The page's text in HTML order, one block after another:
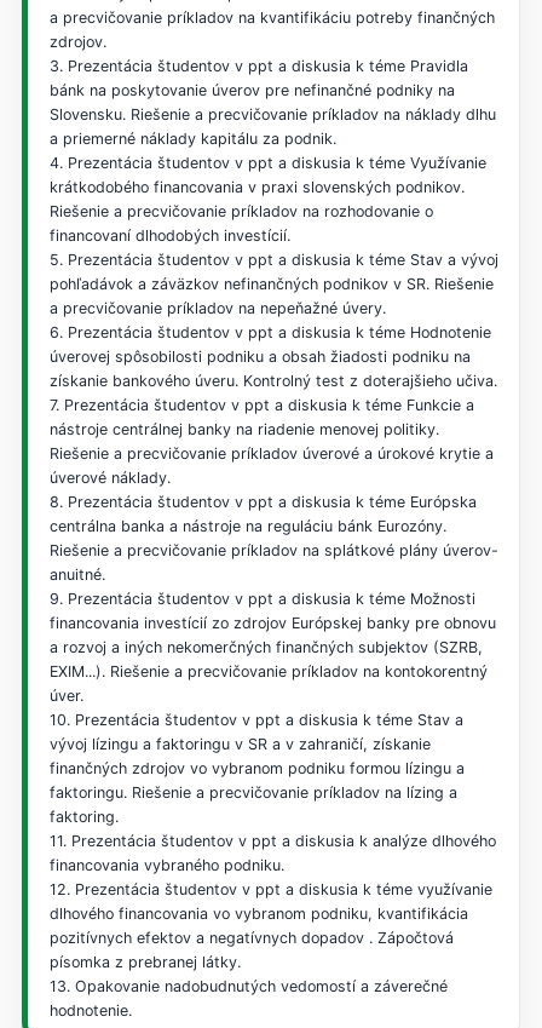
a precvičovanie príkladov na kvantifikáciu potreby finančných
zdrojov.
3. Prezentácia študentov v ppt a diskusia k téme Pravidla
bánk na poskytovanie úverov pre nefinančné podniky na
Slovensku. Riešenie a precvičovanie príkladov na náklady dlhu
a priemerné náklady kapitálu za podnik.
4. Prezentácia študentov v ppt a diskusia k téme Využívanie
krátkodobého financovania v praxi slovenských podnikov.
Riešenie a precvičovanie príkladov na rozhodovanie o
financovaní dlhodobých investícií.
5. Prezentácia študentov v ppt a diskusia k téme Stav a vývoj
pohľadávok a záväzkov nefinančných podnikov v SR. Riešenie
a precvičovanie príkladov na nepeňažné úvery.
6. Prezentácia študentov v ppt a diskusia k téme Hodnotenie
úverovej spôsobilosti podniku a obsah žiadosti podniku na
získanie bankového úveru. Kontrolný test z doterajšieho učiva.
7. Prezentácia študentov v ppt a diskusia k téme Funkcie a
nástroje centrálnej banky na riadenie menovej politiky.
Riešenie a precvičovanie príkladov úverové a úrokové krytie a
úverové náklady.
8. Prezentácia študentov v ppt a diskusia k téme Európska
centrálna banka a nástroje na reguláciu bánk Eurozóny.
Riešenie a precvičovanie príkladov na splátkové plány úverov-
anuitné.
9. Prezentácia študentov v ppt a diskusia k téme Možnosti
financovania investícií zo zdrojov Európskej banky pre obnovu
a rozvoj a iných nekomerčných finančných subjektov (SZRB,
EXIM...). Riešenie a precvičovanie príkladov na kontokorentný
úver.
10. Prezentácia študentov v ppt a diskusia k téme Stav a
vývoj lízingu a faktoringu v SR a v zahraničí, získanie
finančných zdrojov vo vybranom podniku formou lízingu a
faktoringu. Riešenie a precvičovanie príkladov na lízing a
faktoring.
11. Prezentácia študentov v ppt a diskusia k analýze dlhového
financovania vybraného podniku.
12. Prezentácia študentov v ppt a diskusia k téme využívanie
dlhového financovania vo vybranom podniku, kvantifikácia
pozitívnych efektov a negatívnych dopadov . Zápočtová
písomka z prebranej látky.
13. Opakovanie nadobudnutých vedomostí a záverečné
hodnotenie.